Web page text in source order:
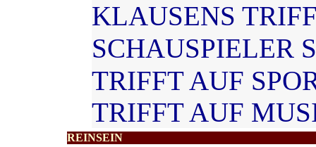
KLAUSENS
SCHAUSPIELER
TRIFFT AUF
TRIFFT AUF
REINSEIN